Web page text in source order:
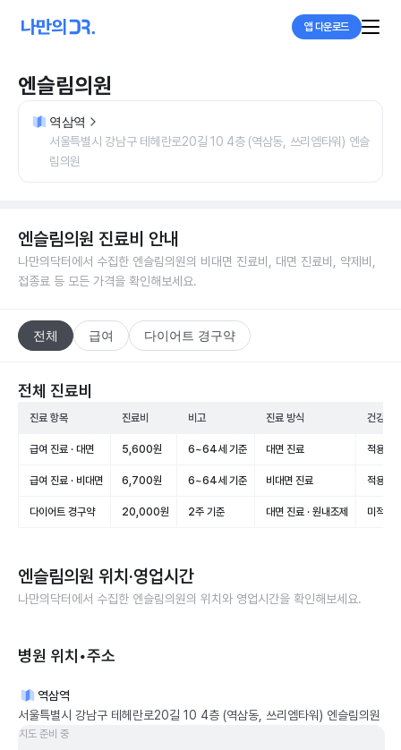
앱 다운로드
엔슬림의원
역삼역
서울특별시 강남구 테헤란로20길 10 4층 (역삼동, 쓰리엠타워) 엔슬
림의원
엔슬림의원 진료비 안내
나만의닥터에서 수집한 엔슬림의원의 비대면 진료비, 대면 진료비, 약제비,
접종료 등 모든 가격을 확인해보세요.
전체 급여 다이어트 경구약
전체 진료비
진료 항목 진료비 비고 진료 방식 건강보
급여 진료 · 대면 5,600원 6~64세 기준 대면 진료 적용(급
급여 진료 · 비대면 6,700원 6~64세 기준 비대면 진료 적용(급
다이어트 경구약 20,000원 2주 기준 대면 진료 · 원내조제 미적용(
엔슬림의원 위치·영업시간
나만의닥터에서 수집한 엔슬림의원의 위치와 영업시간을 확인해보세요.
병원 위치•주소
역삼역
서울특별시 강남구 테헤란로20길 10 4층 (역삼동, 쓰리엠타워) 엔슬림의원
지도 준비 중